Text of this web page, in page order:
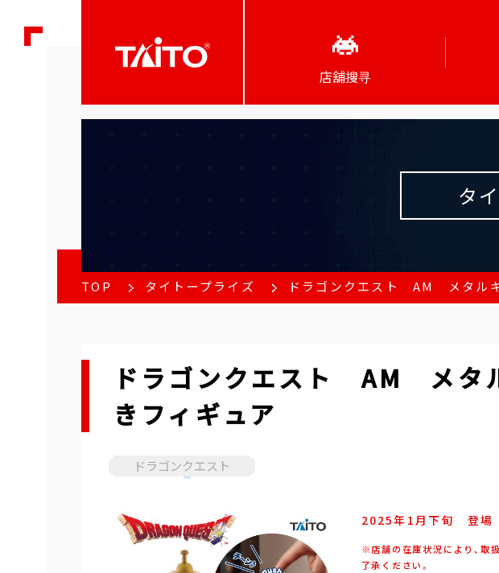
店舖搜寻
タ
TOP タイトープライズ ドラゴンクエスト AM メタル
ドラゴンクエスト AM メタ
きフィギュア
ドラゴンクエスト
2025年 1月下旬 登場
※店舗の在庫状況により、取
了承ください。